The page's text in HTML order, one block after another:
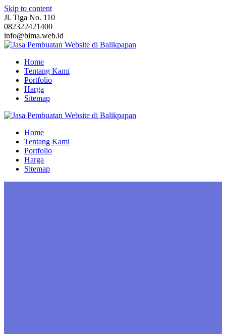
Skip to content
Jl. Tiga No. 110
082322421400
info@bima.web.id
Home
Tentang Kami
Portfolio
Harga
Sitemap
Home
Tentang Kami
Portfolio
Harga
Sitemap